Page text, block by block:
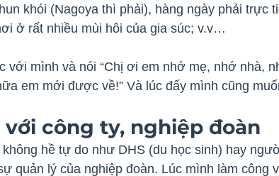
khói (Nagoya thì phải), hàng ngày phải trực
ở rất nhiều mùi hôi của gia súc; v.v…
với mình và nói “Chị ơi em nhớ mẹ, nhớ nhà,
em mới được về!” Và lúc đấy mình cũng
với công ty, nghiệp đoàn
hề tự do như DHS (du học sinh) hay
quản lý của nghiệp đoàn. Lúc mình làm công